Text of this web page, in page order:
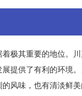
极其重要的地位。
提供了有利的环境
风味，也有清淡鲜美